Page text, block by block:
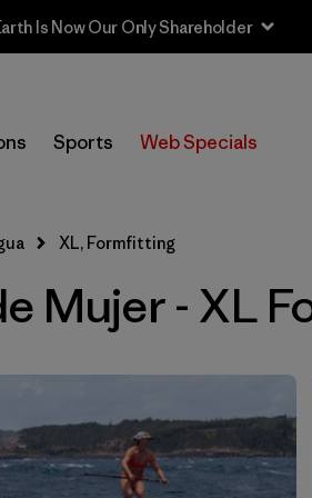
Is Now Our Only Shareholder
Sports Web Specials
XL, Formfitting
Mujer - XL